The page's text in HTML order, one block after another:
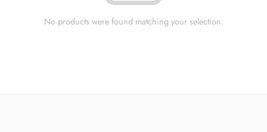
No products were found matching your selection.